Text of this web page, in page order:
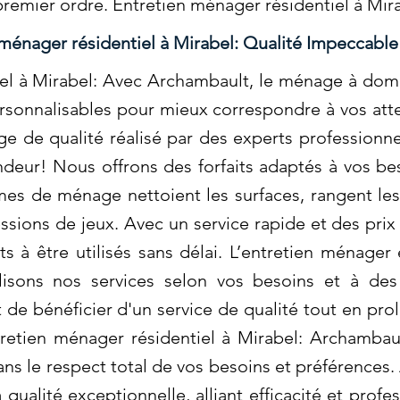
ordre. Entretien ménager résidentiel à
résidentiel à Mirabel: Qualité
à Mirabel: Avec Archambault, le ménage à
pour mieux correspondre à vos
de qualité réalisé par des experts
Nous offrons des forfaits adaptés à vos
de ménage nettoient les surfaces, rangent
de jeux. Avec un service rapide et des
à être utilisés sans délai. L’entretien
nos services selon vos besoins et à
bénéficier d'un service de qualité tout en
ménager résidentiel à Mirabel:
le respect total de vos besoins et
exceptionnelle, alliant efficacité et